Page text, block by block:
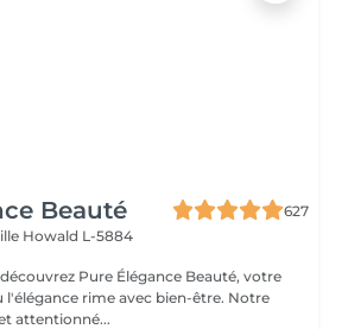
Beauté
627
Howald L-5884
Pure Élégance Beauté, votre
l'élégance rime avec bien-être. Notre
attentionné...